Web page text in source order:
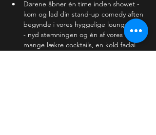
Dørene åbner én time inden showet -
kom og lad din stand-up comedy aften
begynde i vores hyggelige lounge bar
- nyd stemningen og én af vores
mange lækre cocktails, en kold fadøl